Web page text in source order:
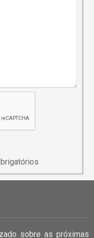
sobre as próximas